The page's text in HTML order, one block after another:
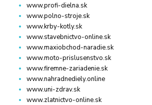
www.profi-dielna.sk
www.polno-stroje.sk
www.krby-kotly.sk
www.stavebnictvo-online.sk
www.maxiobchod-naradie.sk
www.moto-prislusenstvo.sk
www.firemne-zariadenie.sk
www.nahradnediely.online
www.uni-zdrav.sk
www.zlatnictvo-online.sk